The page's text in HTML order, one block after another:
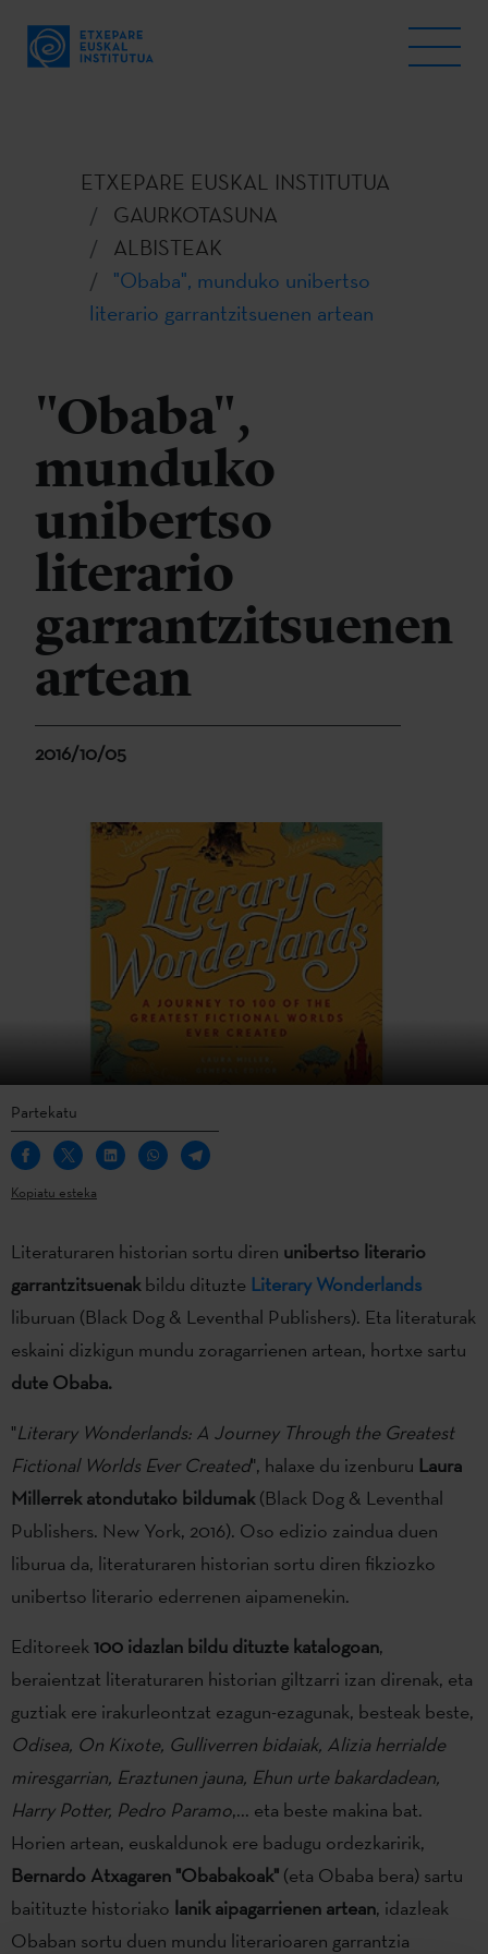
ETXEPARE EUSKAL INSTITUTUA
GAURKOTASUNA
ALBISTEAK
"Obaba", munduko unibertso
literario garrantzitsuenen artean
"Obaba",
munduko
unibertso
literario
garrantzitsuenen
artean
2016/10/05
Partekatu
Kopiatu esteka
Literaturaren historian sortu diren unibertso literario
garrantzitsuenakbildu dituzte Literary Wonderlands
liburuan (Black Dog & Leventhal Publishers). Eta literaturak
eskaini dizkigun mundu zoragarrienen artean, hortxe sartu
dute Obaba.
"Literary Wonderlands: A Journey Through the Greatest
Fictional Worlds Ever Created", halaxe du izenburu Laura
Millerrek atondutako bildumak(Black Dog & Leventhal
Publishers. New York, 2016). Oso edizio zaindua duen
liburua da, literaturaren historian sortu diren fikziozko
unibertso literario ederrenen aipamenekin.
Editoreek100 idazlan bildu dituzte katalogoan,
beraientzat literaturaren historian giltzarri izan direnak, eta
guztiak ere irakurleontzat ezagun-ezagunak, besteak beste,
Odisea, On Kixote, Gulliverren bidaiak, Alizia herrialde
miresgarrian, Eraztunen jauna, Ehun urte bakardadean,
Harry Potter, Pedro Paramo,... eta beste makina bat.
Horien artean, euskaldunok ere badugu ordezkaririk,
Bernardo Atxagaren "Obabakoak" (eta Obaba bera) sartu
baitituzte historiako lanik aipagarrienen artean, idazleak
Obaban sortu duen mundu literarioaren garrantzia